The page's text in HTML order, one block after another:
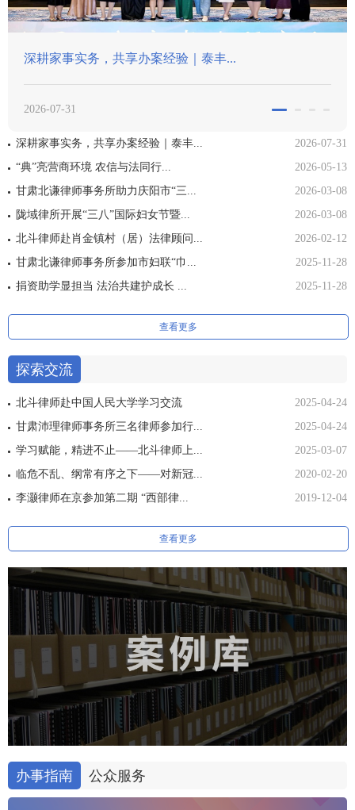
验｜泰丰... 甘肃北谦律师事务所助
深耕家事实务，共享办案经验｜泰丰...
2026-07-31
“典”亮营商环境 农信与法同行...
2026-05-13
甘肃北谦律师事务所助力庆阳市“三...
2026-03-08
陇域律所开展“三八”国际妇女节暨...
2026-03-08
北斗律师赴肖金镇村（居）法律顾问...
2026-02-12
甘肃北谦律师事务所参加市妇联“巾...
2025-11-28
捐资助学显担当 法治共建护成长 ...
2025-11-28
查看更多
探索交流
北斗律师赴中国人民大学学习交流
2025-04-24
甘肃沛理律师事务所三名律师参加行...
2025-04-24
学习赋能，精进不止——北斗律师上...
2025-03-07
临危不乱、纲常有序之下——对新冠...
2020-02-20
李灏律师在京参加第二期 “西部律...
2019-12-04
查看更多
办事指南 公众服务